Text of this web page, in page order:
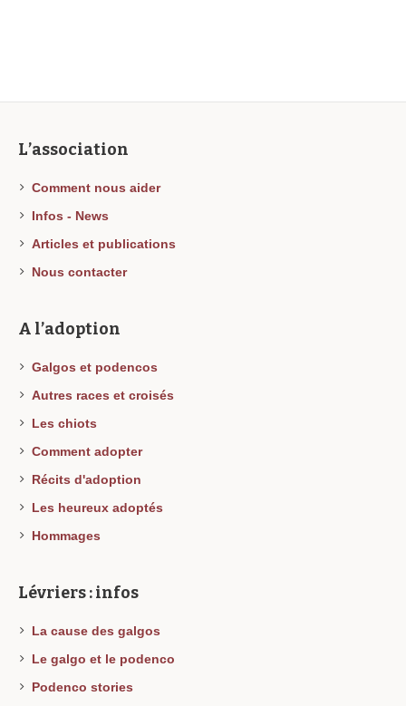
L’association
Comment nous aider
Infos - News
Articles et publications
Nous contacter
A l’adoption
Galgos et podencos
Autres races et croisés
Les chiots
Comment adopter
Récits d'adoption
Les heureux adoptés
Hommages
Lévriers : infos
La cause des galgos
Le galgo et le podenco
Podenco stories